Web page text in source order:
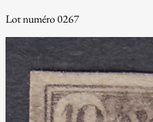
Lot numéro 0267